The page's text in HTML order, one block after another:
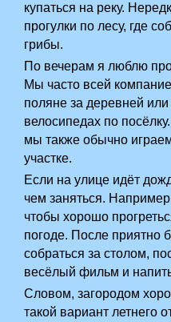
купаться на реку.
прогулки по лесу, где
грибы.
По вечерам я люблю
Мы часто всей
поляне за деревней
велосипедах по
мы также обычно
участке.
Если на улице идёт
чем заняться.
чтобы хорошо
погоде. После приятно
собраться за столом,
весёлый фильм и
Словом, загородом
такой вариант летнего